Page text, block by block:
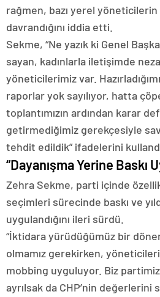
rağmen, bazı yerel yöneticilerin
davrandığını iddia etti.
Sekme, “Ne yazık ki Genel
sayan, kadınlarla iletişimde
yöneticilerimiz var.
raporlar yok sayılıyor, hatta
toplantımızın ardından karar
getirmediğimiz gerekçesiyle
tehdit edildik” ifadelerini
“Dayanışma Yerine Baskı
Zehra Sekme, parti içinde
seçimleri sürecinde baskı ve
uygulandığını ileri sürdü.
“İktidara yürüdüğümüz bir
olmamız gerekirken,
mobbing uyguluyor. Biz
ayrılsak da CHP’nin değerlerini